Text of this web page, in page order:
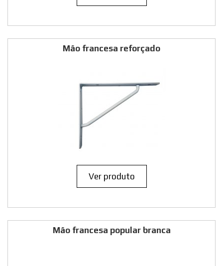
Mão francesa reforçado
Ver produto
Mão francesa popular branca